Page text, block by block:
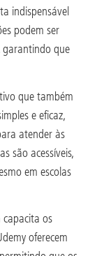
indispensável
podem ser
garantindo que
que também
e eficaz,
atender às
são acessíveis,
em escolas
os
oferecem